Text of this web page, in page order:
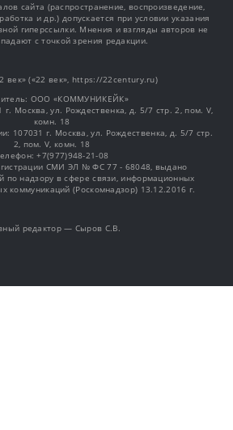
сайта (распространение, воспроизведение,
и др.) допускается при условии указания
гиперссылки. Мнения и взгляды авторов не
с точкой зрения редакции.
век» («22 век», https://22century.ru)
OOO «КОММУНИКЕЙК»
г. Москва, ул. Рождественка, д. 5/7 стр. 2, пом. V,
комн. 18
107031 г. Москва, ул. Рождественка, д. 5/7 стр.
2, пом. V, комн. 18
+7(977)948-21-08
СМИ ЭЛ № ФС 77 - 68048, выдано
по надзору в сфере связи, информационных
коммуникаций (Роскомнадзор) 13.12.2016 г.
редактор — Сыров С.В.